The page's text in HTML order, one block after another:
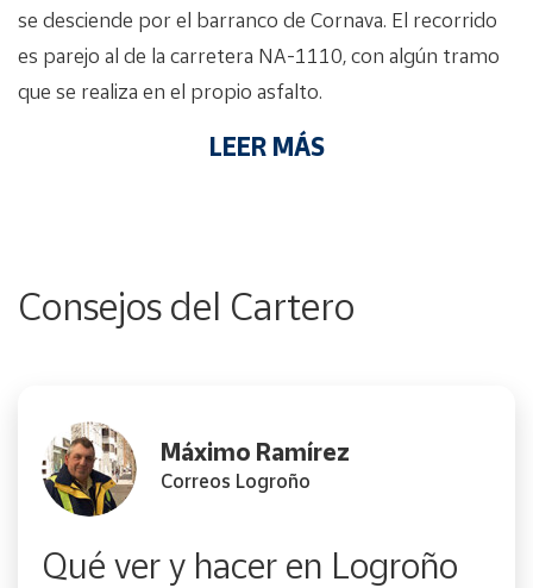
se desciende por el barranco de Cornava. El recorrido
es parejo al de la carretera NA-1110, con algún tramo
que se realiza en el propio asfalto.
LEER MÁS
Consejos del Cartero
Qué ver y hacer en Logroño
Máximo Ramírez
Correos Logroño